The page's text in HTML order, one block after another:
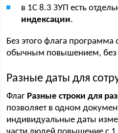
в 1С 8.3 ЗУП есть
индексации.
Без этого флага программа
обычным повышением, без
Разные даты для
Флаг Разные строки для
позволяет в одном
индивидуальные даты